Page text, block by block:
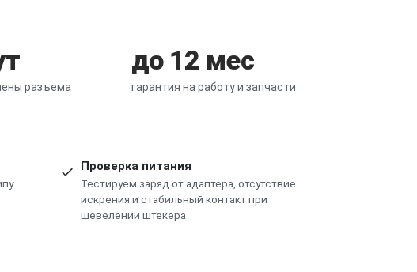
разъема
до 12 мес
гарантия на работу и запчасти
Проверка питания
Тестируем заряд от адаптера, отсутствие
искрения и стабильный контакт при
шевелении штекера